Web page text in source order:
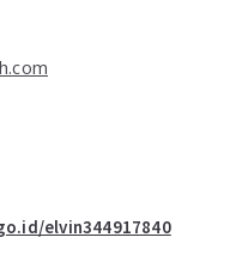
elvin344917840